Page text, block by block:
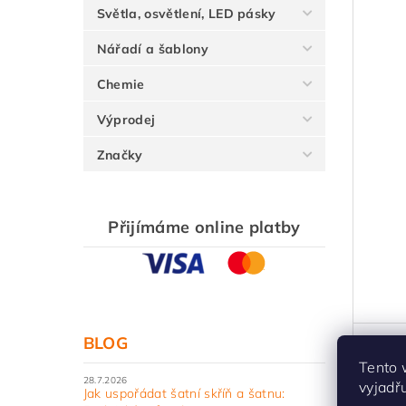
Světla, osvětlení, LED pásky
Nářadí a šablony
Chemie
Výprodej
Značky
Přijímáme online platby
BLOG
28.7.2026
Jak uspořádat šatní skříň a šatnu:
Tento